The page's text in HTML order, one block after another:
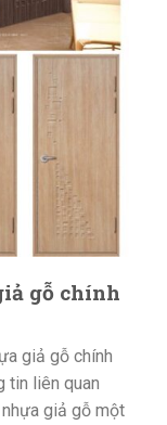
gỗ chính
giả gỗ chính
tin liên quan
giả gỗ một